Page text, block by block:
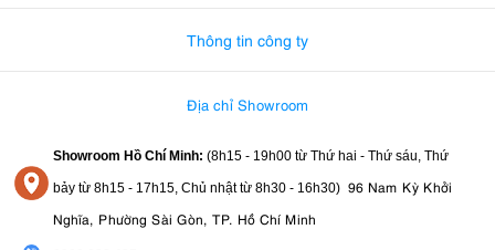
Thông tin công ty
Địa chỉ Showroom
Showroom Hồ Chí Minh: (8h15 - 19h00 từ Thứ hai - Thứ sáu, Thứ
bảy từ 8h15 - 17h15, Chủ nhật từ 8h30 - 16h30) 96 Nam Kỳ Khởi
Nghĩa, Phường Sài Gòn, TP. Hồ Chí Minh